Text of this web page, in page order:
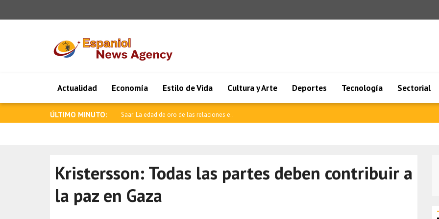
Actualidad Economía Estilo de Vida Cultura y Arte Deportes Tecnología Sectorial
ÚLTIMO MINUTO: Saar: La edad de oro de las relaciones e..
Kristersson: Todas las partes deben contribuir a
la paz en Gaza